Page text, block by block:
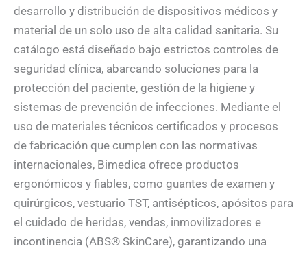
desarrollo y distribución de dispositivos médicos y
material de un solo uso de alta calidad sanitaria. Su
catálogo está diseñado bajo estrictos controles de
seguridad clínica, abarcando soluciones para la
protección del paciente, gestión de la higiene y
sistemas de prevención de infecciones. Mediante el
uso de materiales técnicos certificados y procesos
de fabricación que cumplen con las normativas
internacionales, Bimedica ofrece productos
ergonómicos y fiables, como guantes de examen y
quirúrgicos, vestuario TST, antisépticos, apósitos para
el cuidado de heridas, vendas, inmovilizadores e
incontinencia (ABS® SkinCare), garantizando una